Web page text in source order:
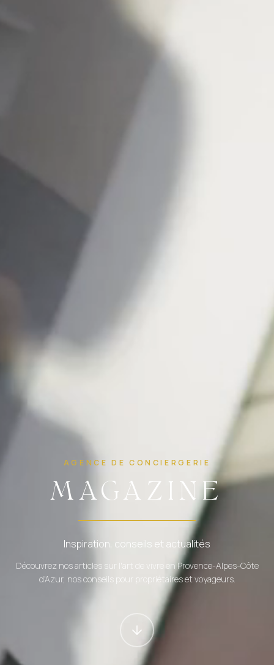
AG E NC E D E C ON CI E RG E RI E
MAGAZINE
Inspiration, conseils et actualités
Découvrez nos articles sur l'art de vivre en Provence-Alpes-Côte
d'Azur, nos conseils pour propriétaires et voyageurs.